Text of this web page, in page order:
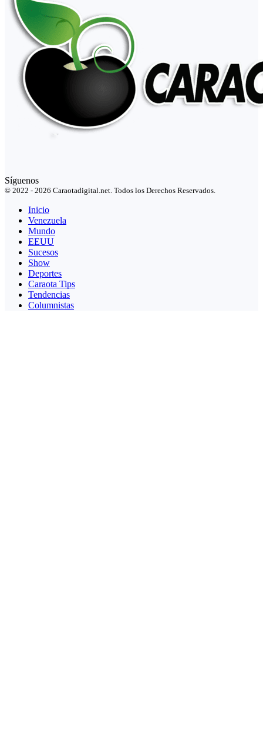
Síguenos
© 2022 - 2026 Caraotadigital.net. Todos los Derechos Reservados.
Inicio
Venezuela
Mundo
EEUU
Sucesos
Show
Deportes
Caraota Tips
Tendencias
Columnistas